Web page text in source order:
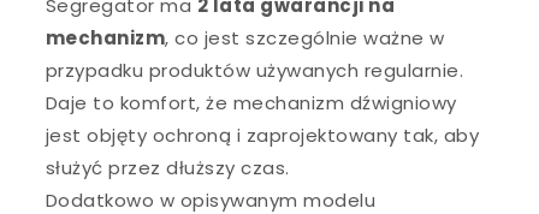
Segregator ma 2 lata gwarancji na
mechanizm, co jest szczególnie ważne w
przypadku produktów używanych regularnie.
Daje to komfort, że mechanizm dźwigniowy
jest objęty ochroną i zaprojektowany tak, aby
służyć przez dłuższy czas.
Dodatkowo w opisywanym modelu